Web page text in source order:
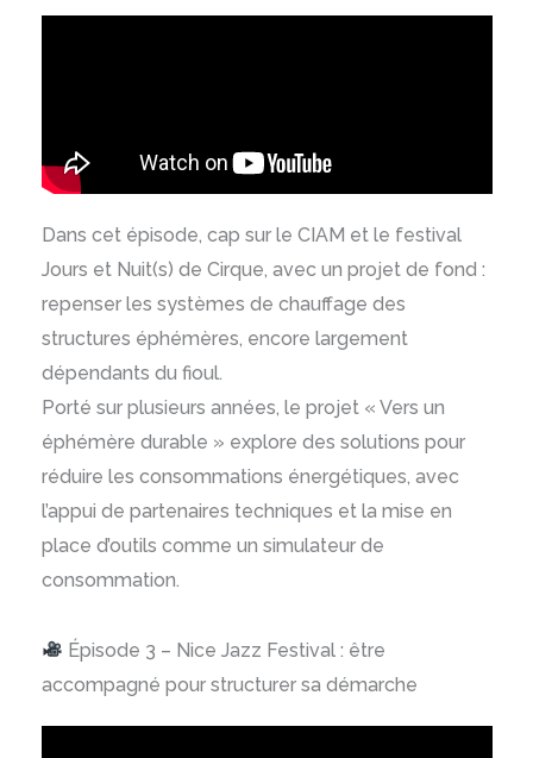
Dans cet épisode, cap sur le CIAM et le festival
Jours et Nuit(s) de Cirque, avec un projet de fond :
repenser les systèmes de chauffage des
structures éphémères, encore largement
dépendants du fioul.
Porté sur plusieurs années, le projet « Vers un
éphémère durable » explore des solutions pour
réduire les consommations énergétiques, avec
l’appui de partenaires techniques et la mise en
place d’outils comme un simulateur de
consommation.
Épisode 3 – Nice Jazz Festival : être
accompagné pour structurer sa démarche